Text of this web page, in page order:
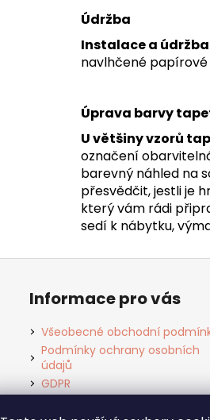
Údržba
Instalace a
navlhčené
Úprava barvy
U většiny vzorů
označení
barevný náhled na
přesvědčit, jestli je
který vám rádi
sedí k nábytku,
Informace pro vás
Všeobecné obchodní
Podmínky ochrany osobních
údajů
GDPR